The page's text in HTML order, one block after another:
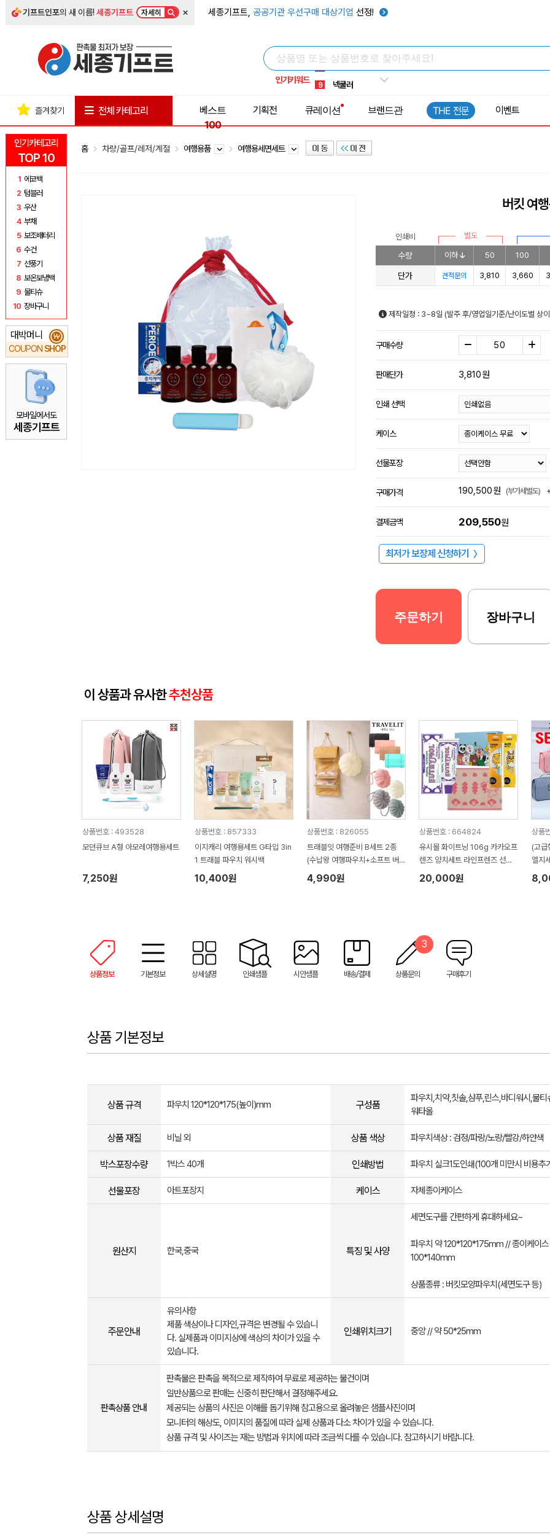
기프트인포의 새 이름!세종기프트 자세히 × 세종기프트, 공공기관 우선구매 대상기업 선정!
인기키워드
5 키캡
8 쿨토시
9 넥쿨러
1 선풍기
인기카테고리
TOP 10
1 에코백
2 텀블러
3 우산
4 부채
5 보조배터리
6 수건
7 선풍기
8 보온보냉백
9 물티슈
10 장바구니
대박머니
COUPON SHOP
₩
모바일에서도
세종기프트
즐겨찾기 전체 카테고리
베스트
100
기획전 큐레이션 브랜드관 THE 전문 이벤트
홈 차량/골프/레저/계절 여행용품 여행용세면세트
버킷 여
인쇄비 별도
수량 이하 50 100
단가 견적문의 3,810 3,660
제작일정 : 3~8일 (발주 후/영업일기준/난이도별 상
구매수량
판매단가 3,810원
인쇄 선택
케이스
선물포장
구매가격 190,500원 (부가세별도)
결제금액 209,550원
최저가 보장제 신청하기 〉
주문하기 장바구니
이 상품과 유사한추천상품
상품번호 : 493528
모던큐브 A형 아모레여행용세트
7,250원
상품번호 : 857333
이지캐리 여행용세트 G타입 3in
1 트래블 파우치 워시백
10,400원
상품번호 : 826055
트래블잇 여행준비 B세트 2종
(수납왕 여행파우치+소프트 버
블샤워볼)
4,990원
상품번호 : 664824
유시몰 화이트닝 106g 카카오프
렌즈 양치세트 라인프렌즈 선염
핸드타올세트(3종)
20,000원
상품
(고급
엘지
상품정보 기본정보 상세설명 인쇄샘플 시안샘플 배송/결제 상품문의
3
구매후기
상품 기본정보
상품 규격 파우치 120*120*175(높이)mm 구성품
파우치,치약,칫솔,샴푸,린스,바디워시,물티
워타올
상품 재질 비닐 외 상품 색상 파우치색상 : 검정/파랑/노랑/빨강/하얀색
박스포장수량 1박스 40개 인쇄방법 파우치 실크1도인쇄(100개 미만시 비용추
선물포장 아트포장지 케이스 자체종이케이스
원산지 한국,중국 특징 및 사양
세면도구를 간편하게 휴대하세요~
파우치 약 120*120*175mm // 종이케이
100*140mm
상품종류 : 버킷모양파우치(세면도구 등)
주문안내
유의사항
제품 색상이나 디자인,규격은 변경될 수 있습니
다. 실제품과 이미지상에 색상의 차이가 있을 수
있습니다.
인쇄위치크기 중앙 // 약 50*25mm
판촉상품 안내
판촉물은 판촉을 목적으로 제작하여 무료로 제공하는 물건이며
일반상품으로 판매는 신중히 판단해서 결정해주세요.
제공되는 상품의 사진은 이해를 돕기위해 참고용으로 올려놓은 샘플사진이며
모니터의 해상도, 이미지의 품질에 따라 실제 상품과 다소 차이가 있을 수 있습니다.
상품 규격 및 사이즈는 재는 방법과 위치에 따라 조금씩 다를 수 있습니다. 참고하시기 바랍니다.
상품 상세설명